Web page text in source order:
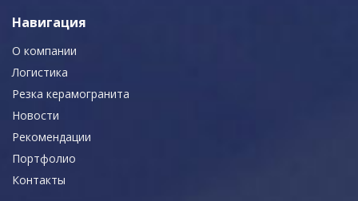
Навигация
О компании
Логистика
Резка керамогранита
Новости
Рекомендации
Портфолио
Контакты